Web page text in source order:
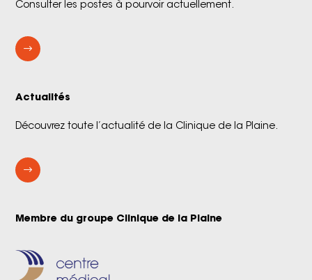
Consulter les postes à pourvoir actuellement.
$
Actualités
Découvrez toute l’actualité de la Clinique de la Plaine.
$
Membre du groupe Clinique de la Plaine